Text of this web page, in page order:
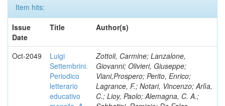
Item hits:
Issue
Date
Title Author(s)
Oct-2049
Luigi
Settembrini.
Periodico
letterario
educativo
Zottoli, Carmine; Lanzalone,
Giovanni; Olivieri, Giuseppe;
Viani,Prospero; Perito, Enrico;
Lagrance, F.; Notari, Vincenzo; Arlìa,
C.; Lioy, Paolo; Alemagna, C. A.;